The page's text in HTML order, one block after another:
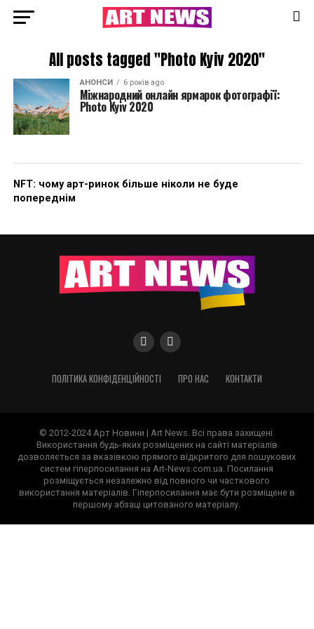
All posts tagged "Photo Kyiv 2020"
АНОНСИ 6 років ago
Міжнародний онлайн ярмарок фотографії:
Photo Kyiv 2020
NFT: чому арт-ринок більше ніколи не буде
попереднім
ПОЛІТИКА КОНФІДЕНЦІЙНОСТІ ПРО НАС КОНТАКТИ
© 2012-2024 Арт Новини | Art News. Всі права захищені.
Використання будь-яких розміщених на сайті матеріалів
дозволяється за вказівкою прямого відкритого для пошукових
систем гіперпосилання на Art-News.com.ua. Посилання
розміщується незалежно від повного чи часткового
використання матеріалів. Гіперпосилання має бути розміщене в
першому абзаці цитованого матеріалу.